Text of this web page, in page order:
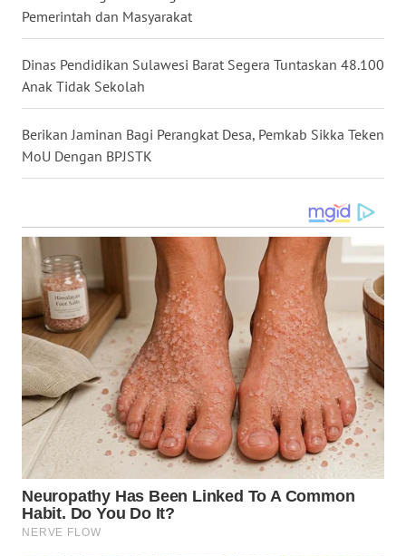
Pemerintah dan Masyarakat
Dinas Pendidikan Sulawesi Barat Segera Tuntaskan 48.100
Anak Tidak Sekolah
Berikan Jaminan Bagi Perangkat Desa, Pemkab Sikka Teken
MoU Dengan BPJSTK
WN
KALTARA
WN
WN
SULSEL
WN
GORONTALO
WN
SULUT
WN
MALUKU
WN
MALUT